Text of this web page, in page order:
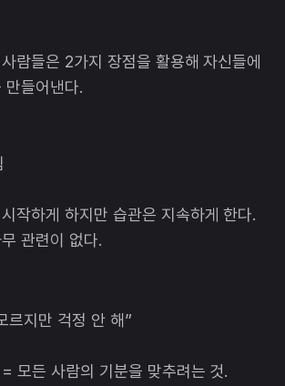
람들은 2가지 장점을 활용해 자신들에
만들어낸다.
작하게 하지만 습관은 지속하게 한다.
관련이 없다.
르지만 걱정 안 해”
모든 사람의 기분을 맞추려는 것.